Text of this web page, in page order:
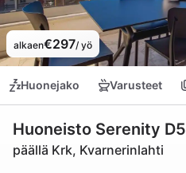
alkaen€297/ yö
Huonejako Varusteet
Huoneisto Serenity D5
päällä Krk, Kvarnerinlahti